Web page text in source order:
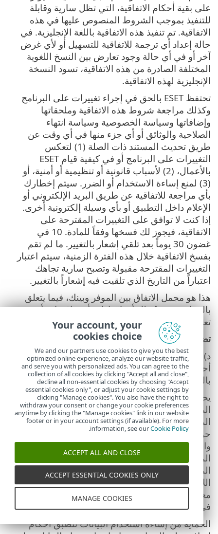
على بقية أحكام الاتفاقية، التي تظل سارية وقابلة
للتنفيذ بموجب الشروط المنصوص عليها في هذه
الاتفاقية‎. تم تنفيذ هذه الاتفاقية باللغة الإنجليزية. في
حالة إعداد أي ترجمة للاتفاقية للتسهيل أو لأي غرض
آخر أو في أي حالة وجود تعارض بين النسخ اللغوية
المختلفة الصادرة من هذه الاتفاقية، تسود النسخة
الإنجليزية لهذه الاتفاقية.
تحتفظ ESET بالحق في إجراء تغييرات على البرنامج
وكذلك مراجعة شروط هذه الاتفاقية وملحقاتها
وإضافاتها وسياسة الخصوصية وسياسة انتهاء
الصلاحية والوثائق أو أي جزء منها في أي وقت عن
طريق تحديث المستند ذات الصلة (1) لتعكس
التغييرات على البرنامج أو في كيفية قيام ESET
بالأعمال، (2) لأسباب قانونية أو تنظيمية أو أمنية، أو
(3) لمنع إساءة الاستخدام أو الضرر. سيتم إخطارك
بأي مراجعة للاتفاقية عن طريق البريد الإلكتروني أو
الإعلام داخل التطبيق أو بأي وسيلة إلكترونية أخرى.
إذا كنت لا توافق على التغييرات المقترحة على
الاتفاقية، فيجوز لك فسخها وفقاً للمادة. 10 في
غضون 30 يوماً بعد تلقي إشعار بالتغيير. ما لم تقم
بفسخ الاتفاقية خلال هذه الفترة الزمنية، سيتم اعتبار
التغييرات المقترحة مقبولة وتصبح سارية تجاهك
اعتباراً من التاريخ الذي تلقيت فيه إشعاراً بالتغيير.
هذا هو مجمل الاتفاق بين الموفر وبينك، فيما يتعلق
بالبرنامج، وهو يُبطل أي إقرارات أو مناقشات أو
تعهدات أو مراسلات أو إعلانات تتعلق بالبرنامج.
تضاف إلى الاتفاقية
د)
تقييم الأمان للأجهزة المتصلة بالشبكة.تنطبق
أحكام إضافية على تقييم الأمان للأجهزة المتصلة
بالشبكة على النحو التالي:
يحتوي البرنامج على وظيفة للتحقق من أمان الشبكة
المحلية للمستخدم النهائي وأمن الأجهزة في الشبكة
المحلية والتي تتطلب اسم الشبكة المحلية ومعلومات
حول الأجهزة في الشبكة المحلية مثل التواجد والنوع
والاسم وعنوان IP وعنوان MAC للجهاز في الشبكة
المحلية فيما يتعلق بمعلومات الترخيص. تتضمن
المعلومات أيضاً نوع الأمان اللاسلكي ونوع التشفير
اللاسلكي لأجهزة التوجيه. قد توفر هذه الوظيفة أيضاً
معلومات تتعلق بتوفر حل برامج الأمان لتأمين الأجهزة
في الشبكة المحلية.
الحماية من إساءة استخدام البيانات تنطبق أحكام
Your account, your
cookies choice
We and our partners use cookies to give you the best
optimized online experience, analyze our website traffic,
and serve you with personalized ads. You can agree to the
collection of all cookies by clicking "Accept all and close",
decline all non-essential cookies by choosing "Accept
essential cookies only", or adjust your cookie settings by
clicking "Manage cookies". You also have the right to
withdraw your consent or change your cookie preferences
anytime by clicking the "Manage cookies" link in our website
footer or in your account settings (if available). For more
information, see ourCookie Policy
.
ACCEPT ALL AND CLOSE
ACCEPT ESSENTIAL COOKIES ONLY
MANAGE COOKIES